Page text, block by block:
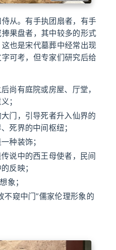
从。有手执团扇者，有手
果盘者，其中较多的形式
也是宋代墓葬中经常出现
可考，但专家们研究后给
尚有庭院或房屋、厅堂，
；
门，引导死者升入仙界的
死界的中间枢纽；
种装饰；
说中的西王母使者，民间
反映；
象；
不窥中门”儒家伦理形象的